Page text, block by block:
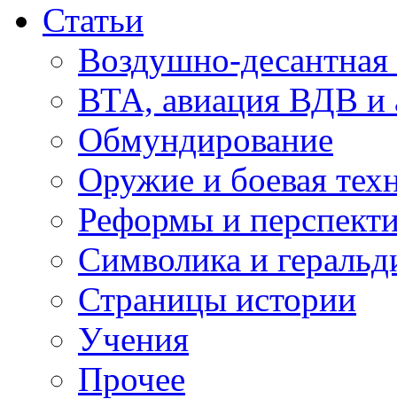
Статьи
Воздушно-десантная
ВТА, авиация ВДВ и
Обмундирование
Оружие и боевая
Реформы и
Символика и
Страницы истории
Учения
Прочее